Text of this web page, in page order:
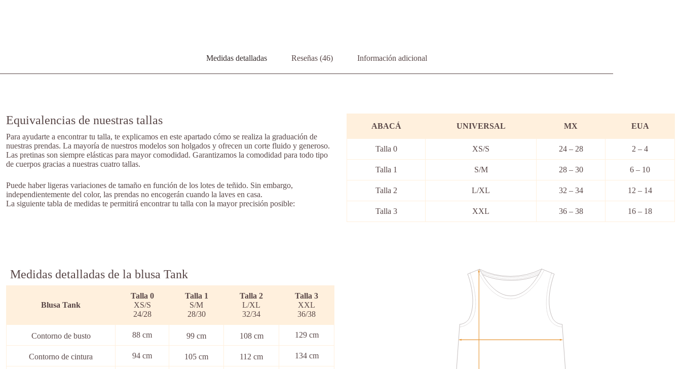
Medidas detalladas Reseñas (46) Información adicional
Equivalencias de nuestras tallas
Para ayudarte a encontrar tu talla, te explicamos en este apartado cómo se realiza la graduación de
nuestras prendas. La mayoría de nuestros modelos son holgados y ofrecen un corte fluido y generoso.
Las pretinas son siempre elásticas para mayor comodidad. Garantizamos la comodidad para todo tipo
de cuerpos gracias a nuestras cuatro tallas.
Puede haber ligeras variaciones de tamaño en función de los lotes de teñido. Sin embargo,
independientemente del color, las prendas no encogerán cuando la laves en casa.
La siguiente tabla de medidas te permitirá encontrar tu talla con la mayor precisión posible:
ABACÁ UNIVERSAL MX EUA
Talla 0 XS/S 24 – 28 2 – 4
Talla 1 S/M 28 – 30 6 – 10
Talla 2 L/XL 32 – 34 12 – 14
Talla 3 XXL 36 – 38 16 – 18
Medidas detalladas de la blusa Tank
Blusa Tank
Talla 0
XS/S
24/28
Talla 1
S/M
28/30
Talla 2
L/XL
32/34
Talla 3
XXL
36/38
Contorno de busto 88 cm 99 cm 108 cm 129 cm
Contorno de cintura 94 cm 105 cm 112 cm 134 cm